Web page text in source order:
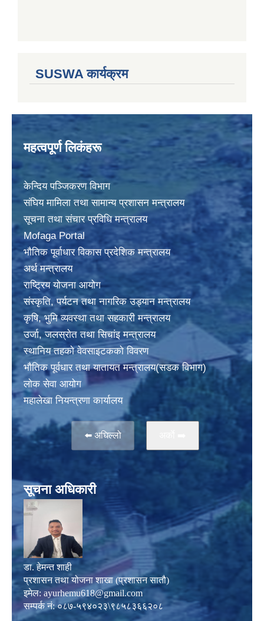
SUSWA कार्यक्रम
महत्वपूर्ण लिकंहरू
केन्दिय पञ्जिकरण विभाग
संघिय मामिला तथा सामान्य प्रशासन मन्त्रालय
सूचना तथा संचार प्रविधि मन्त्रालय
Mofaga Portal
भाैतिक पूर्वाधार विकास प्रदेशिक मन्त्रालय
अर्थ मन्त्रालय
राष्ट्रिय योजना आयोग
संस्कृति, पर्यटन तथा नागरिक उड्यान मन्त्रालय
कृषि, भुमि व्यवस्था तथा सहकारी मन्त्रालय
उर्जा, जलस्राेत तथा सिचांइ मन्त्रालय
स्थानिय तहकाे वेवसाइटककाे विवरण
भाैतिक पूर्वधार तथा यातायत मन्त्रालय(सडक विभाग)
लाेक सेवा आयोग
महालेखा नियन्त्रणा कार्यालय
⬅️ अघिल्लो
सूचना अधिकारी
डा. हेमन्त शाही
प्रशासन तथा योजना शाखा (प्रशासन सातौ)
इमेल: ayurhemu618@gmail.com
सम्पर्क नं: ०८७-५९४०२३\९८५८३६६२०८